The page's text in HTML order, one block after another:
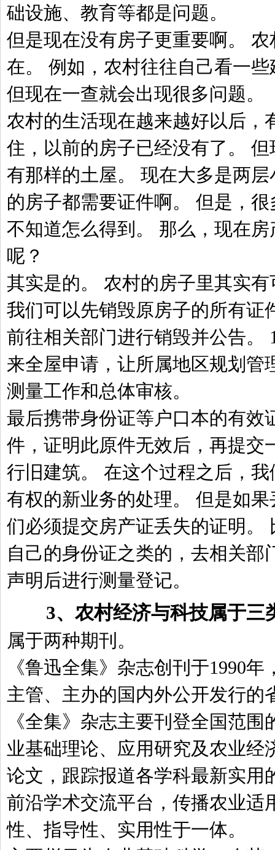
础设施、教育等都是问题。
但是现在没有房子更重要啊。
在。 例如，农村往往自己看一
但现在一查就会出现很多问题。
农村的生活现在越来越好以后，
住，以前的房子已经没有了。
有那样的土屋。 现在大多是两
的房子都需要证件啊。 但是，
不知道怎么得到。 那么，现在
呢？
其实是的。 农村的房子里其实
我们可以先销毁原房子的所有证
前往相关部门进行销毁并公告。
来全屋申请，让所属地区规划管
测量工作和总体审核。
最后携带身份证等户口本的有效
件，证明此原件无效后，再提交
行旧建筑。 在这个过程之后，
有权的新业务的处理。 但是如
们必须提交房产证丢失的证明。
自己的身份证之类的，去相关部
声明后进行测量登记。
3、农村经济与科技属于三
属于两种期刊。
《鲁迅全集》杂志创刊于1990
主管、主办的国内外公开发行的
《全集》杂志主要刊登全国范
业基础理论、应用研究及农业经
论文，跟踪报道各学科最新实用
前沿学术交流平台，传播农业适
性、指导性、实用性于一体。